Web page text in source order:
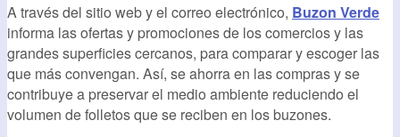
A través del sitio web y el correo electrónico, Buzon Verde
informa las ofertas y promociones de los comercios y las
grandes superficies cercanos, para comparar y escoger las
que más convengan. Así, se ahorra en las compras y se
contribuye a preservar el medio ambiente reduciendo el
volumen de folletos que se reciben en los buzones.